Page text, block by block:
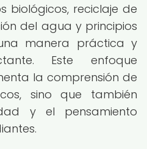
biológicos, reciclaje de
del agua y principios
manera práctica y
Este enfoque
la comprensión de
sino que también
y el pensamiento